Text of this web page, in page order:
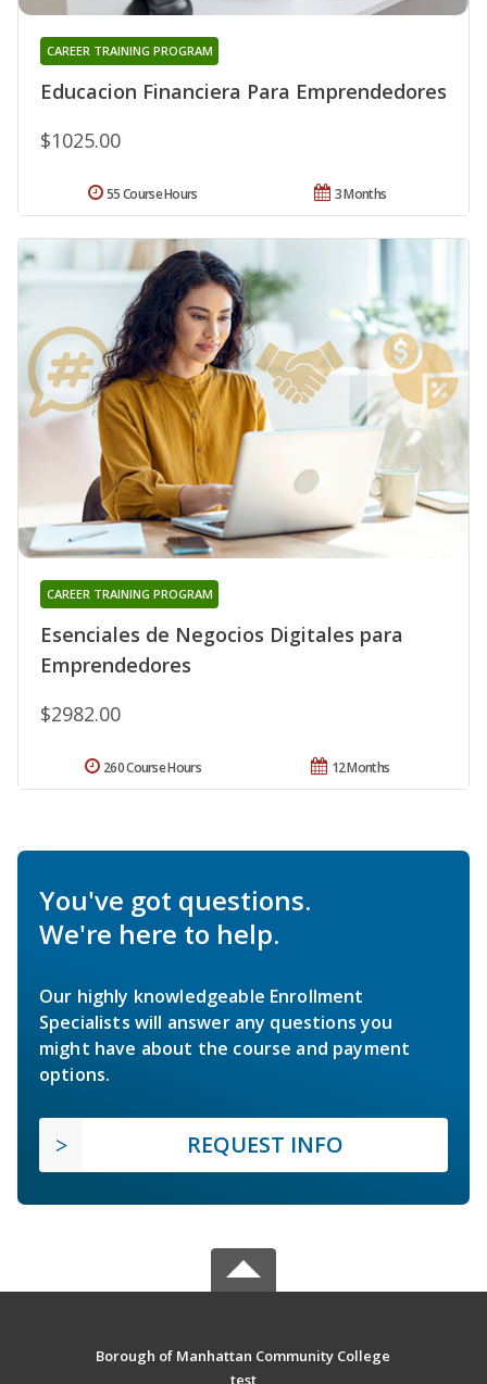
Educacion Financiera Para Emprendedores
CAREER TRAINING PROGRAM
$1025.00
3 Months
55 Course Hours
Esenciales de Negocios Digitales para
Emprendedores
CAREER TRAINING PROGRAM
$2982.00
12 Months
260 Course Hours
You've got questions.
We're here to help.
Our highly knowledgeable Enrollment
Specialists will answer any questions you
might have about the course and payment
options.
REQUEST INFO
Borough of Manhattan Community College
test